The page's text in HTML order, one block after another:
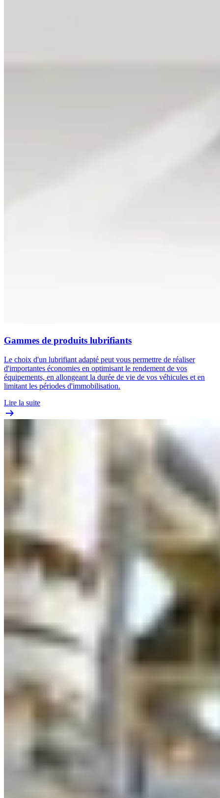
Gammes de produits lubrifiants
Le choix d'un lubrifiant adapté peut vous permettre de réaliser
d'importantes économies en optimisant le rendement de vos
équipements, en allongeant la durée de vie de vos véhicules et en
limitant les périodes d'immobilisation.
Lire la suite